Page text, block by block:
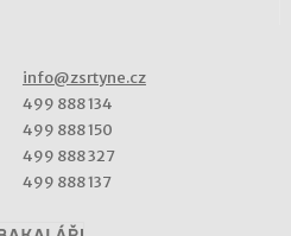
info@zsrtyne.cz
499 888 134
499 888 150
499 888 327
499 888 137